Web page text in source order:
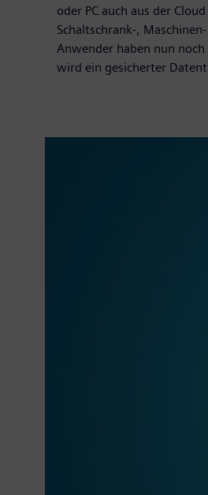
oder PC auch aus der
Schaltschrank-,
Anwender haben nun
wird ein gesicherter